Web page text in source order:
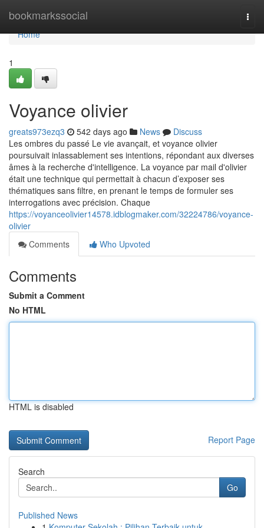
bookmarkssocial
Home
Home
1
Voyance olivier
greats973ezq3 542 days ago News
Discuss
Les ombres du passé Le vie avançait, et voyance olivier
poursuivait inlassablement ses intentions, répondant aux diverses
âmes à la recherche d'intelligence. La voyance par mail d'olivier
était une technique qui permettait à chacun d’exposer ses
thématiques sans filtre, en prenant le temps de formuler ses
interrogations avec précision. Chaque
https://voyanceolivier14578.idblogmaker.com/32224786/voyance-
olivier
Comments
Who Upvoted
Comments
Submit a Comment
No HTML
HTML is disabled
Report Page
Search
Go
Published News